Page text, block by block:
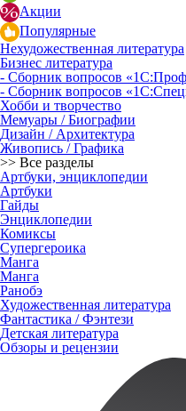
Акции
Популярные
Нехудожественная литература
Бизнес литература
- Сборник вопросов
- Сборник вопросов
Хобби и творчество
Мемуары / Биографии
Дизайн / Архитектура
Живопись / Графика
>> Все разделы
Артбуки, энциклопедии
Артбуки
Гайды
Энциклопедии
Комиксы
Супергероика
Манга
Манга
Ранобэ
Художественная литература
Фантастика / Фэнтези
Детская литература
Обзоры и рецензии